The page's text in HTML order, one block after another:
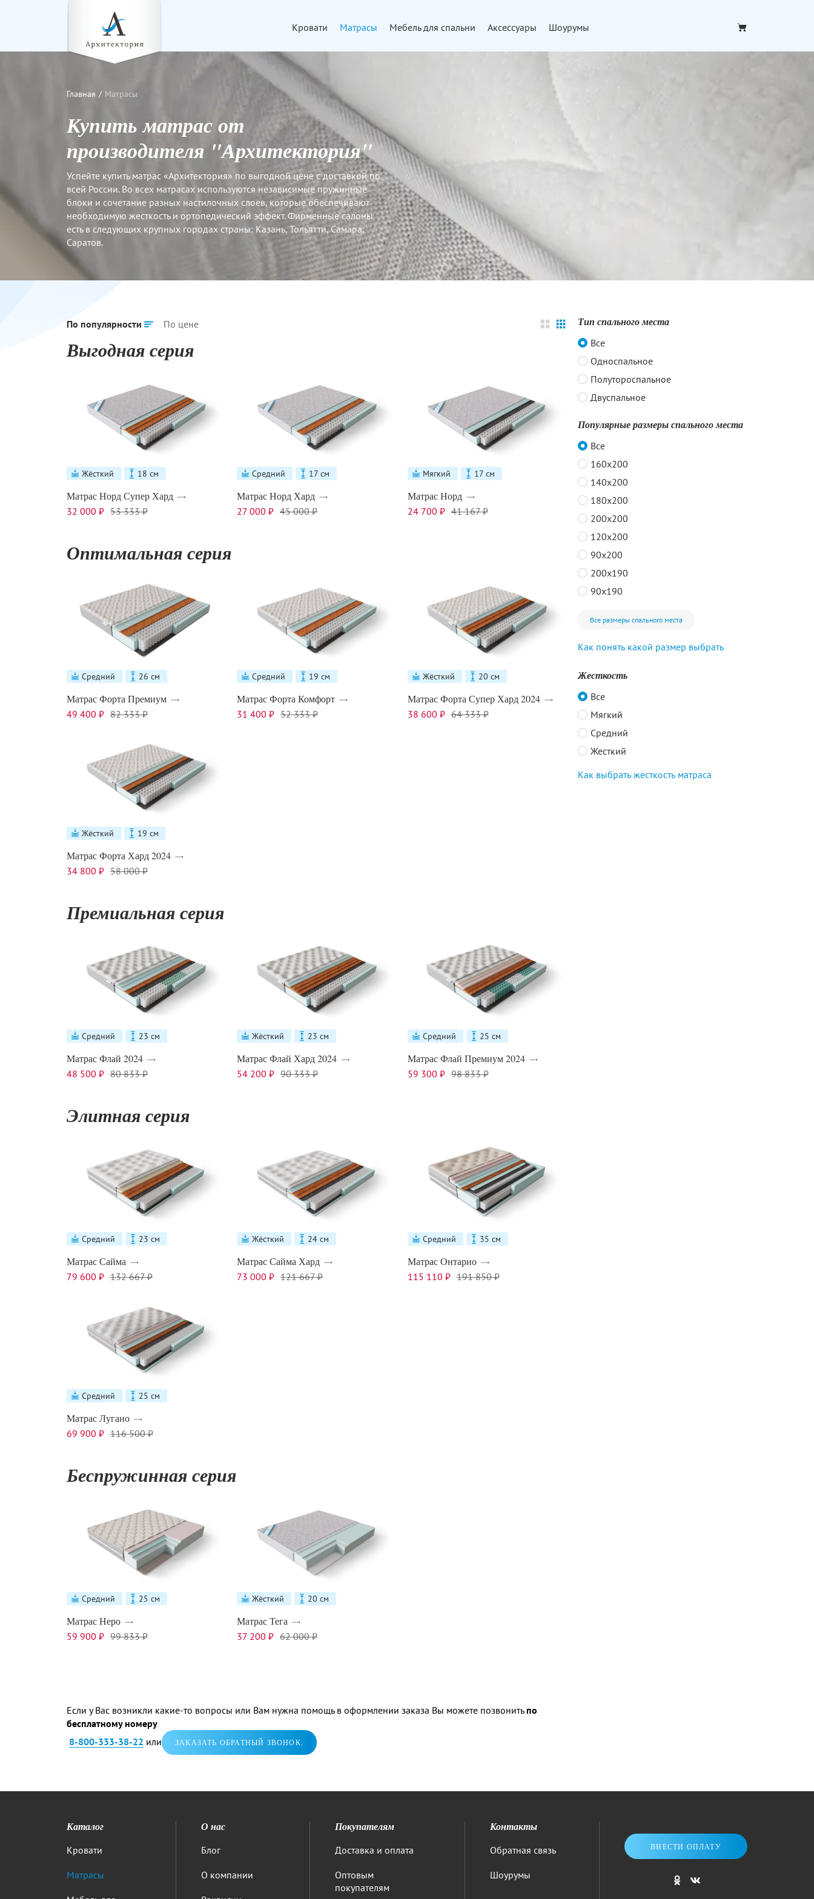
Кровати Матрасы Мебель для спальни Аксессуары Шоурумы
Главная Матрасы
Купить матрас от
производителя "Архитектория"
Успейте купить матрас «Архитектория» по выгодной цене с доставкой по
всей России. Во всех матрасах используются независимые пружинные
блоки и сочетание разных настилочных слоев, которые обеспечивают
необходимую жесткость и ортопедический эффект. Фирменные салоны
есть в следующих крупных городах страны: Казань, Тольятти, Самара,
Саратов.
По популярности По цене
Выгодная серия
Жёсткий 18 см
Матрас Норд Супер Хард
32 000 ₽ 53 333 ₽
Средний 17 см
Матрас Норд Хард
27 000 ₽ 45 000 ₽
Мягкий 17 см
Матрас Норд
24 700 ₽ 41 167 ₽
Оптимальная серия
Средний 26 см
Матрас Форта Премиум
49 400 ₽ 82 333 ₽
Средний 19 см
Матрас Форта Комфорт
31 400 ₽ 52 333 ₽
Жёсткий 20 см
Матрас Форта Супер Хард 2024
38 600 ₽ 64 333 ₽
Жёсткий 19 см
Матрас Форта Хард 2024
34 800 ₽ 58 000 ₽
Премиальная серия
Средний 23 см
Матрас Флай 2024
48 500 ₽ 80 833 ₽
Жёсткий 23 см
Матрас Флай Хард 2024
54 200 ₽ 90 333 ₽
Средний 25 см
Матрас Флай Премиум 2024
59 300 ₽ 98 833 ₽
Элитная серия
Средний 23 см
Матрас Сайма
79 600 ₽ 132 667 ₽
Жёсткий 24 см
Матрас Сайма Хард
73 000 ₽ 121 667 ₽
Средний 35 см
Матрас Онтарио
115 110 ₽ 191 850 ₽
Средний 25 см
Матрас Лугано
69 900 ₽ 116 500 ₽
Беспружинная серия
Средний 25 см
Матрас Неро
59 900 ₽ 99 833 ₽
Жёсткий 20 см
Матрас Тега
37 200 ₽ 62 000 ₽
Если у Вас возникли какие-то вопросы или Вам нужна помощь в оформлении заказа Вы можете позвонитьпо
бесплатному номеру
8-800-333-38-22 или ЗАКАЗАТЬ ОБРАТНЫЙ ЗВОНОК.
Тип спального места
Все
Односпальное
Полутороспальное
Двуспальное
Популярные размеры спального места
Все
160x200
140x200
180x200
200x200
120x200
90x200
200x190
90x190
Все размеры спального места
Как понять какой размер выбрать
Жесткость
Все
Мягкий
Средний
Жесткий
Как выбрать жесткость матраса
Каталог
Кровати
Матрасы
О нас
Блог
О компании
Покупателям
Доставка и оплата
Оптовым
покупателям
Контакты
Обратная связь
Шоурумы
ВНЕСТИ ОПЛАТУ